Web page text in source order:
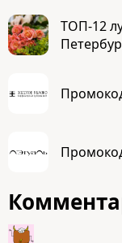
ТОП-12